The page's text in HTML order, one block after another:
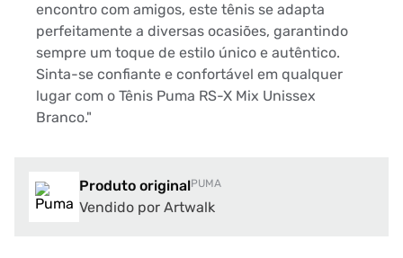
encontro com amigos, este tênis se adapta
perfeitamente a diversas ocasiões, garantindo
sempre um toque de estilo único e autêntico.
Sinta-se confiante e confortável em qualquer
lugar com o Tênis Puma RS-X Mix Unissex
Branco."
Produto originalPUMA
Vendido por Artwalk